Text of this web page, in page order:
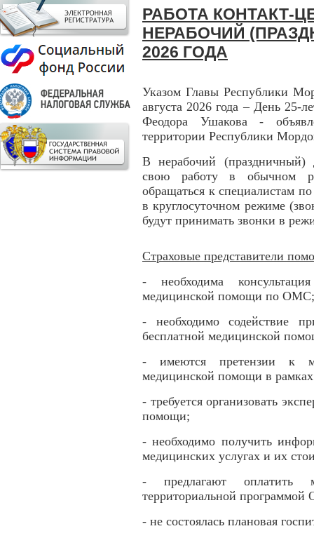
РАБОТА КОНТАКТ-
НЕРАБОЧИЙ
2026 ГОДА
Указом Главы Республики
августа 2026 года – День 25-
Феодора Ушакова -
территории Республики
В нерабочий (праздничный)
свою работу в обычном
обращаться к специалистам
в круглосуточном режиме
будут принимать звонки в
Страховые представители
- необходима
медицинской помощи по ОМС;
- необходимо содействие
бесплатной медицинской
- имеются претензии к
медицинской помощи в
- требуется организовать
помощи;
- необходимо получить
медицинских услугах и их
- предлагают оплатить
территориальной
- не состоялась плановая